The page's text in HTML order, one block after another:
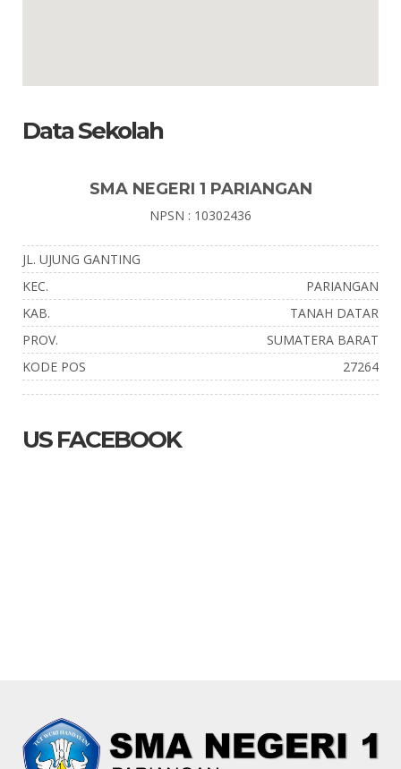
Data Sekolah
SMA NEGERI 1 PARIANGAN
NPSN : 10302436
JL. UJUNG GANTING
KEC.
PARIANGAN
KAB.
TANAH DATAR
PROV.
SUMATERA BARAT
KODE POS
27264
US FACEBOOK